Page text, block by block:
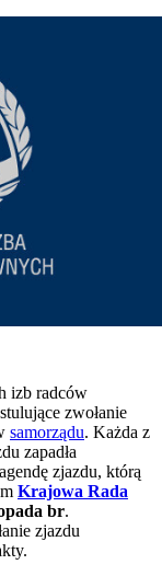
izb radców
zwołanie
samorządu. Każda z
zapadła
zjazdu, którą
Krajowa Rada
br.
zjazdu